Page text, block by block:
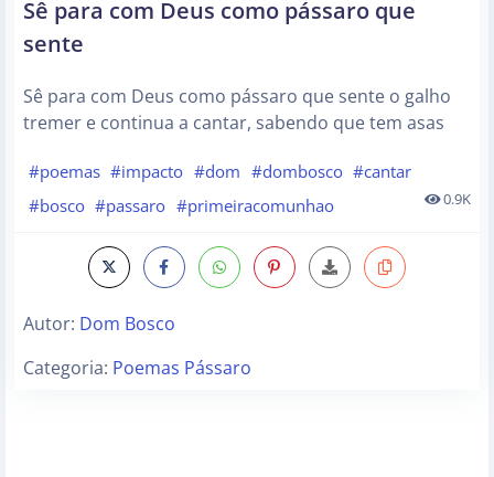
Sê para com Deus como pássaro que
sente
Sê para com Deus como pássaro que sente o galho
tremer e continua a cantar, sabendo que tem asas
#poemas #impacto #dom #dombosco #cantar
#bosco #passaro #primeiracomunhao 0.9K
Autor: Dom Bosco
Categoria: Poemas Pássaro